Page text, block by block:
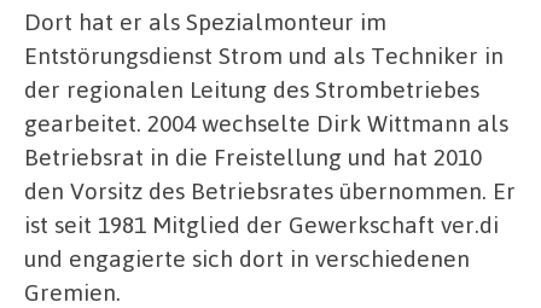
Dort hat er als Spezialmonteur im
Entstörungsdienst Strom und als Techniker in
der regionalen Leitung des Strombetriebes
gearbeitet. 2004 wechselte Dirk Wittmann als
Betriebsrat in die Freistellung und hat 2010
den Vorsitz des Betriebsrates übernommen. Er
ist seit 1981 Mitglied der Gewerkschaft ver.di
und engagierte sich dort in verschiedenen
Gremien.